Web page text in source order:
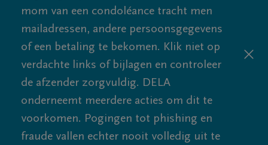
mom van een condoléance tracht men
mailadressen, andere persoonsgegevens
of een betaling te bekomen. Klik niet op
verdachte links of bijlagen en controleer
de afzender zorgvuldig. DELA
onderneemt meerdere acties om dit te
voorkomen. Pogingen tot phishing en
fraude vallen echter nooit volledig uit te